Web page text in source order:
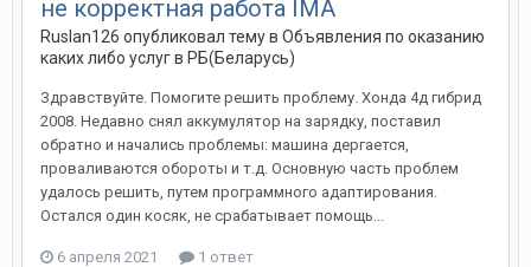
не корректная работа IMA
Ruslan126 опубликовал тему в Объявления по оказанию
каких либо услуг в РБ(Беларусь)
Здравствуйте. Помогите решить проблему. Хонда 4д гибрид
2008. Недавно снял аккумулятор на зарядку, поставил
обратно и начались проблемы: машина дергается,
проваливаются обороты и т.д. Основную часть проблем
удалось решить, путем программного адаптирования.
Остался один косяк, не срабатывает помощь...
6 апреля 2021 1 ответ